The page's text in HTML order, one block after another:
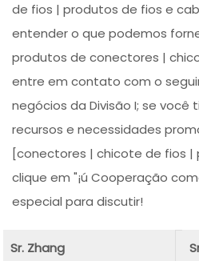
de fios | produtos de fios e
entender o que podemos
produtos de conectores |
entre em contato com o
negócios da Divisão I; se você
recursos e necessidades
[conectores | chicote de fios
clique em "¡ú Cooperação
especial para discutir!
Sr. Zhang